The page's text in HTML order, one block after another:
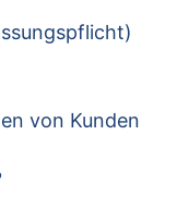
von Kunden